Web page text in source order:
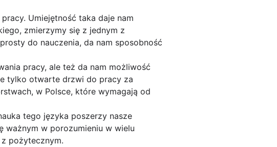
Umiejętność taka daje nam
zmierzymy się z jednym z
do nauczenia, da nam sposobność
pracy, ale też da nam możliwość
tylko otwarte drzwi do pracy za
w Polsce, które wymagają od
tego języka poszerzy nasze
ważnym w porozumieniu w wielu
pożytecznym.